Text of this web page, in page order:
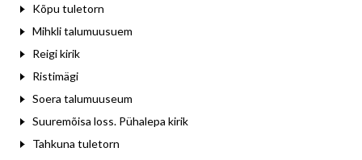
Kõpu tuletorn
Mihkli talumuusuem
Reigi kirik
Ristimägi
Soera talumuuseum
Suuremõisa loss. Pühalepa kirik
Tahkuna tuletorn